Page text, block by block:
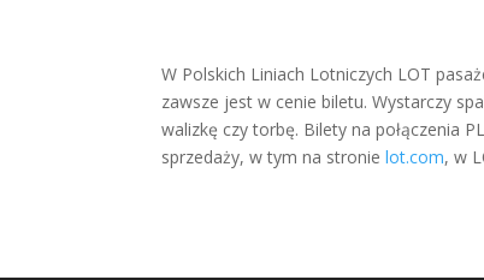
W Polskich Liniach Lotniczych LOT
zawsze jest w cenie biletu. Wystarczy
walizkę czy torbę. Bilety na połączenia
sprzedaży, w tym na stronielot.com, w